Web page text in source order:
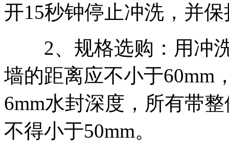
开15秒钟停止冲洗，并
2、规格选购：用冲洗
墙的距离应不小于60mm
6mm水封深度，所有带
不得小于50mm。